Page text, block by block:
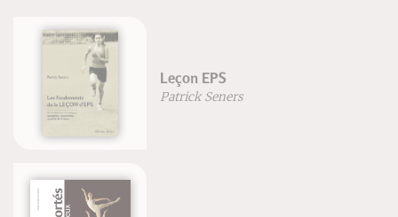
Leçon EPS
Patrick Seners